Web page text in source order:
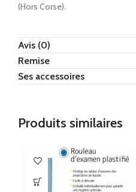
(Hors Corse).
Avis (0)
Remise
Ses accessoires
Produits similaires